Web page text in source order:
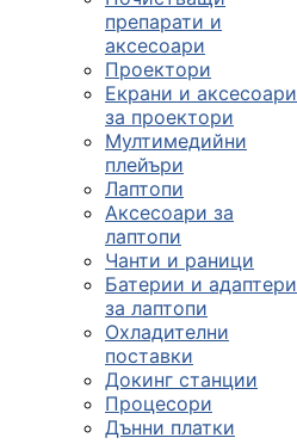
препарати и
аксесоари
Проектори
Екрани и аксесоари
за проектори
Мултимедийни
плейъри
Лаптопи
Аксесоари за
лаптопи
Чанти и раници
Батерии и адаптери
за лаптопи
Охладителни
поставки
Докинг станции
Процесори
Дънни платки